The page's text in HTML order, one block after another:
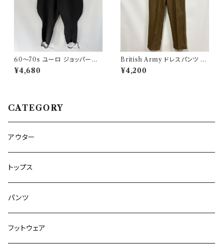
60〜70s ユーロ ジョッパーズ
パンツ ウールパンツ ヴィンテー
ジ 5
¥4,680
British Army ドレスパンツ イ
ギリス軍 スラックス ミリタリー
パンツ ウールパンツ2
¥4,200
CATEGORY
アウター
トップス
パンツ
フットウェア